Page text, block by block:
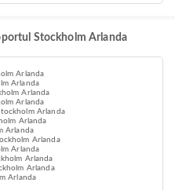
Stockholm Arlanda
Arlanda
Arlanda
Arlanda
Arlanda
Arlanda
Arlanda
Arlanda
Arlanda
Arlanda
Arlanda
Arlanda
Arlanda